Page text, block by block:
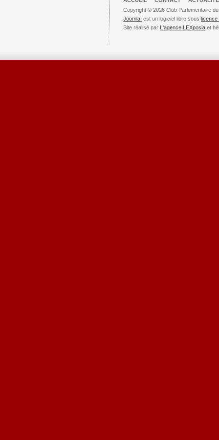
Copyright © 2026 Club Parlementaire
Joomla! est un logiciel libre souslicence
Site réalisé par L'agence LEXposia et